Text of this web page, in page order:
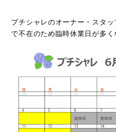
プチシャレのオーナー・スタ
で不在のため臨時休業日が多